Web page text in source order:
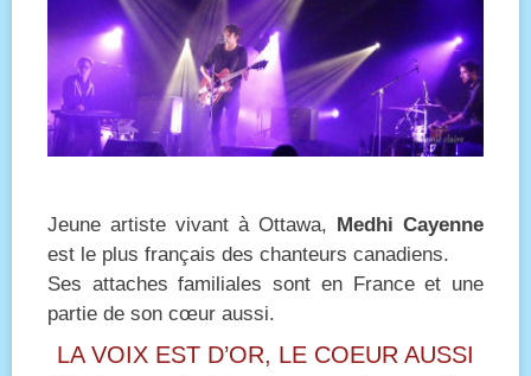
Jeune artiste vivant à Ottawa, Medhi Cayenne
est le plus français des chanteurs canadiens.
Ses attaches familiales sont en France et une
partie de son cœur aussi.
LA VOIX EST D’OR, LE COEUR AUSSI